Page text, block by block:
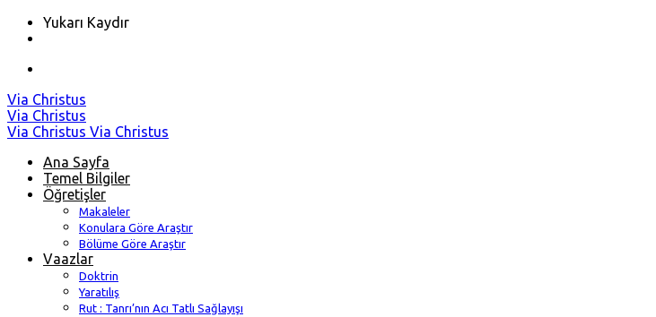
Yukarı Kaydır
Skip
to
content
Via Christus
Via Christus
Via Christus Via Christus
Ana Sayfa
Temel Bilgiler
Öğretişler
Makaleler
Konulara Göre Araştır
Bölüme Göre Araştır
Vaazlar
Doktrin
Yaratılış
Rut : Tanrı’nın Acı Tatlı Sağlayışı